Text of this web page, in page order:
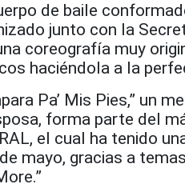
de baile
junto con la
coreografía muy
haciéndola a la
Pa’ Mis Pies,” un
forma parte del
el cual ha tenido
mayo, gracias a